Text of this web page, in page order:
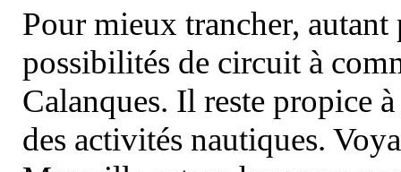
Pour mieux trancher, autant
possibilités de circuit à
Calanques. Il reste propice
des activités nautiques.